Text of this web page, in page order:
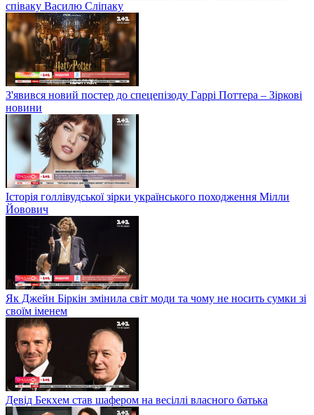
співаку Василю Сліпаку
З'явився новий постер до спецепізоду Гаррі Поттера – Зіркові
новини
Історія голлівудської зірки українського походження Мілли
Йовович
Як Джейн Біркін змінила світ моди та чому не носить сумки зі
своїм іменем
Девід Бекхем став шафером на весіллі власного батька